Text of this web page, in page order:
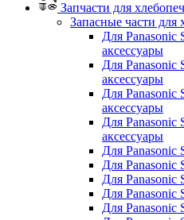
Запчасти для
Запасные части для
Для Panasonic
аксессуары
Для Panasonic
аксессуары
Для Panasonic
аксессуары
Для Panasonic
аксессуары
Для Panasonic
Для Panasonic
Для Panasonic
Для Panasonic
Для Panasonic